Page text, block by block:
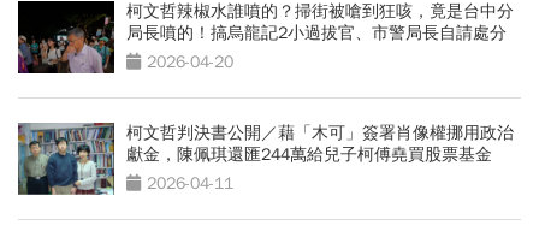
柯文哲辣椒水誰噴的？掃街被嗆到狂咳，竟是台中分
局長噴的！搞烏龍記2小過拔官、市警局長自請處分
2026-04-20
柯文哲判決書公開／藉「木可」簽署肖像權挪用政治
獻金，陳佩琪還匯244萬給兒子柯傅堯買股票基金
2026-04-11